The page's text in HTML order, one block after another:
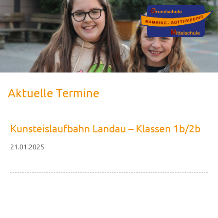
Aktuelle Termine
Kunsteislaufbahn Landau – Klassen 1b/2b
21.01.2025